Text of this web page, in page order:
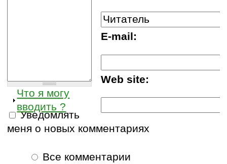
E-mail:
Web site:
Что я могу
вводить ?
Уведомлять
меня о новых комментариях
Все комментарии